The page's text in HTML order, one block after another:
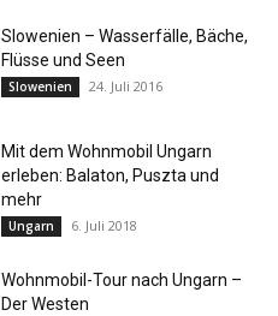
Slowenien – Wasserfälle, Bäche,
Flüsse und Seen
Slowenien 24. Juli 2016
Mit dem Wohnmobil Ungarn
erleben: Balaton, Puszta und
mehr
Ungarn 6. Juli 2018
Wohnmobil-Tour nach Ungarn –
Der Westen